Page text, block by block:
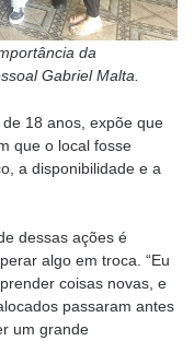
da
Gabriel Malta.
18 anos, expõe que
que o local fosse
a disponibilidade e a
dessas ações é
algo em troca. “Eu
coisas novas, e
passaram antes
um grande